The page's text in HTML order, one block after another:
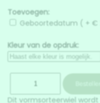
Toevoegen:
Geboortedatum ( + €
Kleur van de opdruk:
Dit vormsorteerwiel